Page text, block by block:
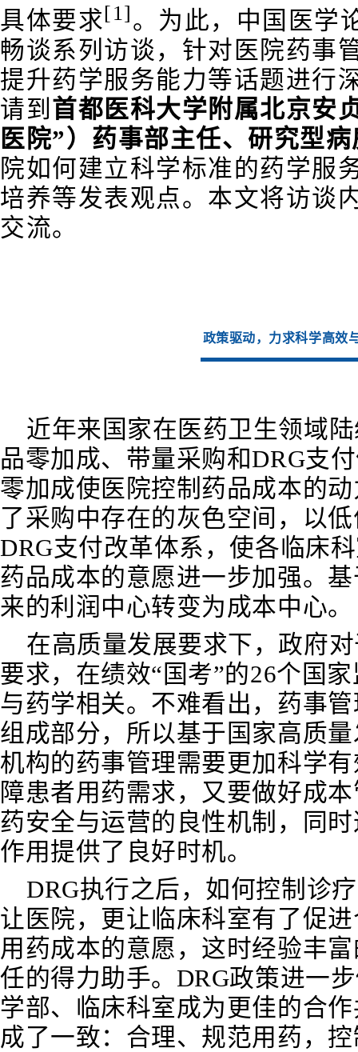
具体要求[1]。为此，中国医学
畅谈系列访谈，针对医院药事
提升药学服务能力等话题进行
请到 首都医科大学附属北京安
医院”）药事部主任、研究型
院如何建立科学标准的药学服
培养等发表观点。本文将访谈
交流。
政策驱动，力求科学高效
近年来国家在医药卫生领域
品零加成、带量采购和DRG支
零加成使医院控制药品成本的
了采购中存在的灰色空间，以
DRG支付改革体系，使各临床
药品成本的意愿进一步加强。
来的利润中心转变为成本中心。
在高质量发展要求下，政府
要求，在绩效“国考”的26个国
与药学相关。不难看出，药事
组成部分，所以基于国家高质
机构的药事管理需要更加科学
障患者用药需求，又要做好成
药安全与运营的良性机制，同
作用提供了良好时机。
DRG执行之后，如何控制诊
让医院，更让临床科室有了促
用药成本的意愿，这时经验丰
任的得力助手。DRG政策进一
学部、临床科室成为更佳的合
成了一致：合理、规范用药，